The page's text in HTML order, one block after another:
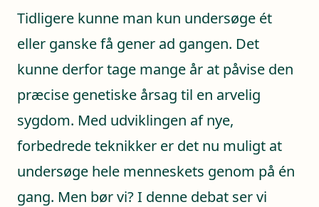
Tidligere kunne man kun undersøge ét
eller ganske få gener ad gangen. Det
kunne derfor tage mange år at påvise den
præcise genetiske årsag til en arvelig
sygdom. Med udviklingen af nye,
forbedrede teknikker er det nu muligt at
undersøge hele menneskets genom på én
gang. Men bør vi? I denne debat ser vi